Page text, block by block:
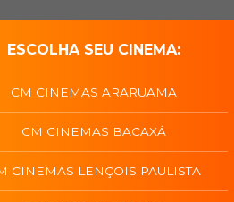
ESCOLHA SEU CINEMA:
CM CINEMAS ARARUAMA
CM CINEMAS BACAXÁ
CINEMAS LENÇOIS PAULISTA